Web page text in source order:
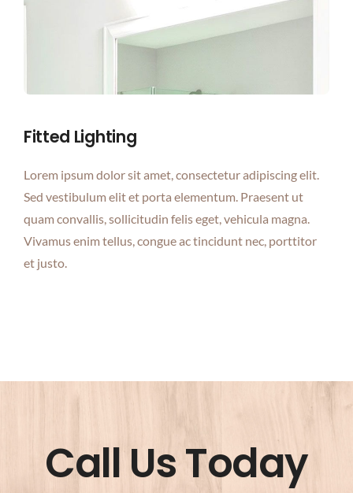
Fitted Lighting
Lorem ipsum dolor sit amet, consectetur adipiscing elit.
Sed vestibulum elit et porta elementum. Praesent ut
quam convallis, sollicitudin felis eget, vehicula magna.
Vivamus enim tellus, congue ac tincidunt nec, porttitor
et justo.
Call Us Today